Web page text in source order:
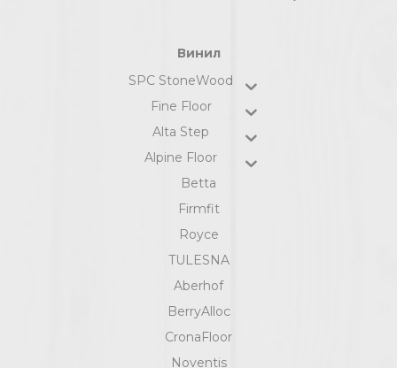
Винил
SPC StoneWood
Fine Floor
Alta Step
Alpine Floor
Betta
Firmfit
Royce
TULESNA
Aberhof
BerryAlloc
CronaFloor
Noventis